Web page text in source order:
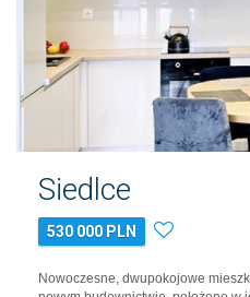
Siedlce
530 000 PLN
Nowoczesne, dwupokojowe